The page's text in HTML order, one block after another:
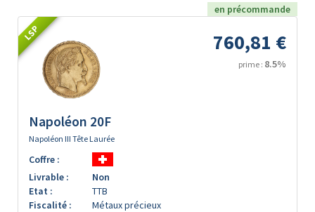
en précommande
LSP 760,81 €
prime : 8.5%
Napoléon 20F
Napoléon III Tête Laurée
Coffre :
Livrable :
Non
Etat :
TTB
Fiscalité :
Métaux précieux